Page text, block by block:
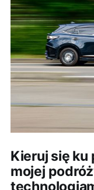
Kieruj się ku
mojej